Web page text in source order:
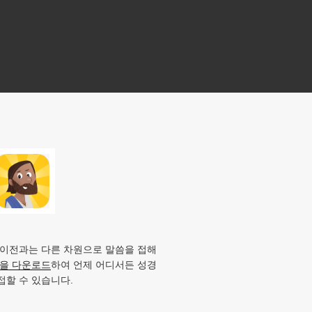
전과는 다른 차원으로 말씀을 접해
다운로드하여 언제 어디서든 성경
할 수 있습니다.